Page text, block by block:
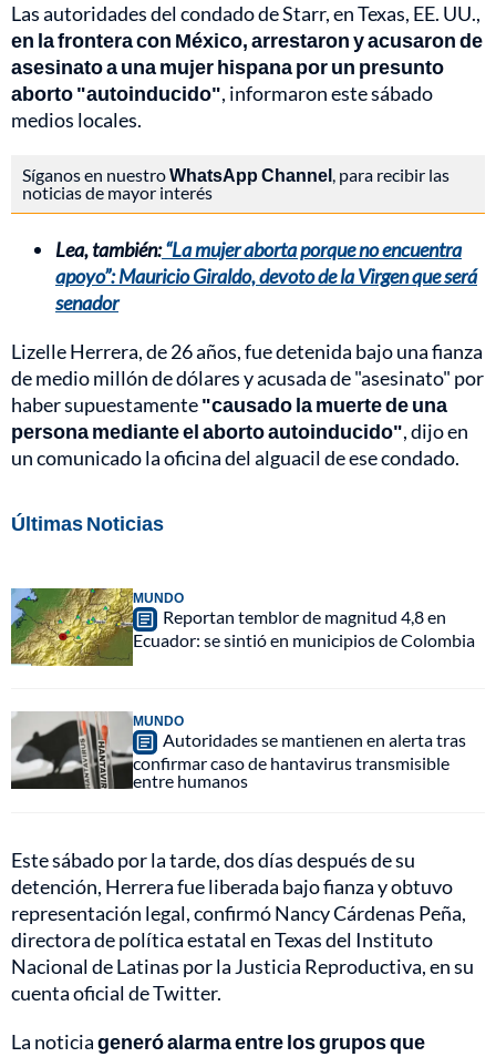
Las autoridades del condado de Starr, en Texas, EE. UU.,
en la frontera con México, arrestaron y acusaron de
asesinato a una mujer hispana por un presunto
aborto "autoinducido", informaron este sábado
medios locales.
Síganos en nuestroWhatsApp Channel, para recibir las
noticias de mayor interés
Lea, también:“La mujer aborta porque no encuentra
apoyo”: Mauricio Giraldo, devoto de la Virgen que será
senador
Lizelle Herrera, de 26 años, fue detenida bajo una fianza
de medio millón de dólares y acusada de "asesinato" por
haber supuestamente"causado la muerte de una
persona mediante el aborto autoinducido", dijo en
un comunicado la oficina del alguacil de ese condado.
Últimas Noticias
MUNDO
Reportan temblor de magnitud 4,8 en
Ecuador: se sintió en municipios de Colombia
MUNDO
Autoridades se mantienen en alerta tras
confirmar caso de hantavirus transmisible
entre humanos
Este sábado por la tarde, dos días después de su
detención, Herrera fue liberada bajo fianza y obtuvo
representación legal, confirmó Nancy Cárdenas Peña,
directora de política estatal en Texas del Instituto
Nacional de Latinas por la Justicia Reproductiva, en su
cuenta oficial de Twitter.
La noticiageneró alarma entre los grupos que